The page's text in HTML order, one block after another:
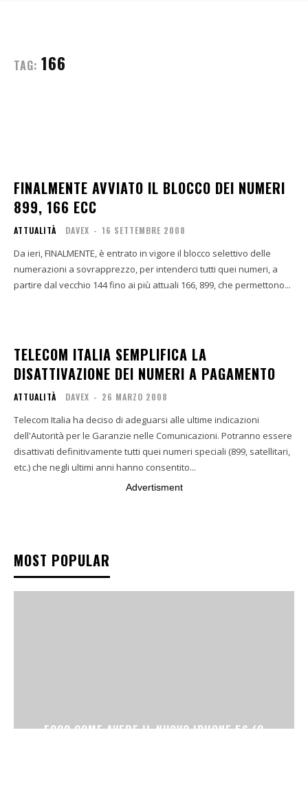
TAG: 166
FINALMENTE AVVIATO IL BLOCCO DEI NUMERI
899, 166 ECC
ATTUALITÀ DAVEX - 16 SETTEMBRE 2008
Da ieri, FINALMENTE, è entrato in vigore il blocco selettivo delle
numerazioni a sovrapprezzo, per intenderci tutti quei numeri, a
partire dal vecchio 144 fino ai più attuali 166, 899, che permettono...
TELECOM ITALIA SEMPLIFICA LA
DISATTIVAZIONE DEI NUMERI A PAGAMENTO
ATTUALITÀ DAVEX - 26 MARZO 2008
Telecom Italia ha deciso di adeguarsi alle ultime indicazioni
dell'Autorità per le Garanzie nelle Comunicazioni. Potranno essere
disattivati definitivamente tutti quei numeri speciali (899, satellitari,
etc.) che negli ultimi anni hanno consentito...
Advertisment
MOST POPULAR
ECCO COME AVERE IL NUOVO IPHONE 5S (O